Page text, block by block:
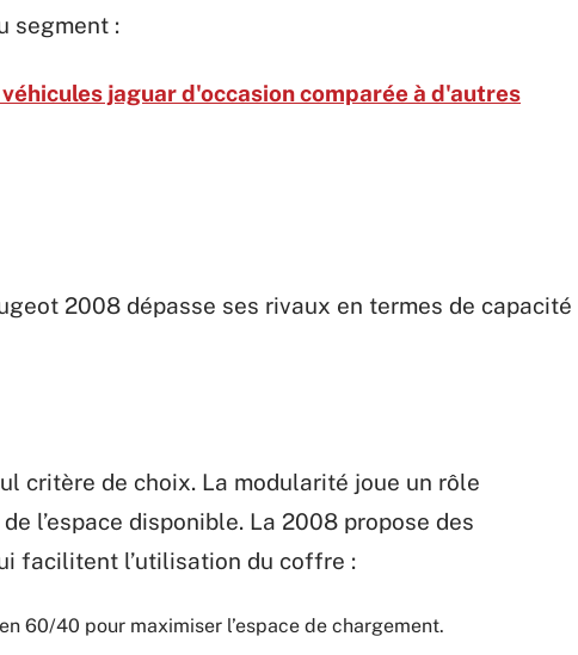
segment :
jaguar d'occasion comparée à d'autres
2008 dépasse ses rivaux en termes de capacité
critère de choix. La modularité joue un rôle
l’espace disponible. La 2008 propose des
facilitent l’utilisation du coffre :
60/40 pour maximiser l’espace de chargement.